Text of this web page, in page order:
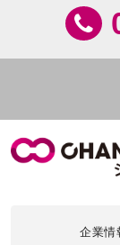
企業情